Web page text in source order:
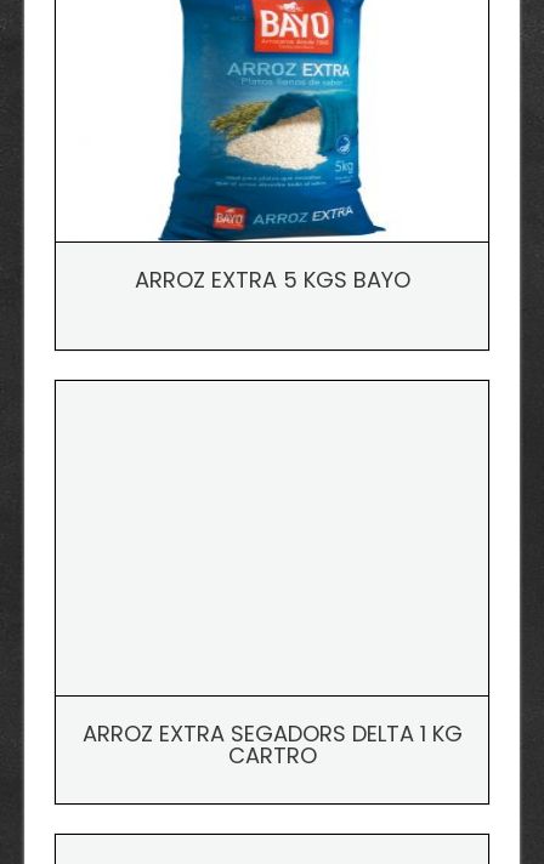
ARROZ EXTRA 5 KGS BAYO
ARROZ EXTRA SEGADORS DELTA 1 KG
CARTRO